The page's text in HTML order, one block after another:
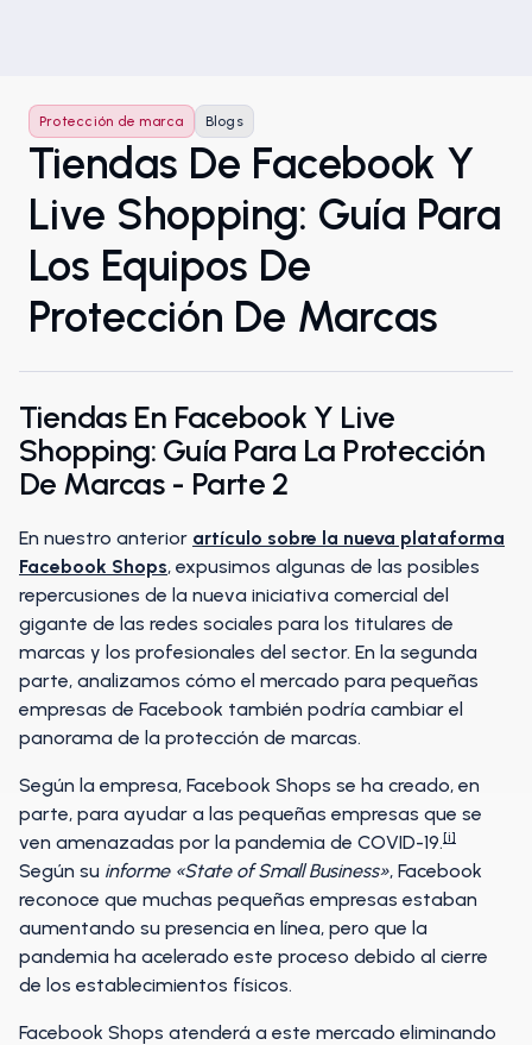
Protección de marca Blogs
Tiendas De Facebook Y
Live Shopping: Guía Para
Los Equipos De
Protección De Marcas
Tiendas En Facebook Y Live
Shopping: Guía Para La Protección
De Marcas - Parte 2
En nuestro anterior artículo sobre la nueva plataforma
Facebook Shops, expusimos algunas de las posibles
repercusiones de la nueva iniciativa comercial del
gigante de las redes sociales para los titulares de
marcas y los profesionales del sector. En la segunda
parte, analizamos cómo el mercado para pequeñas
empresas de Facebook también podría cambiar el
panorama de la protección de marcas.
Según la empresa, Facebook Shops se ha creado, en
parte, para ayudar a las pequeñas empresas que se
ven amenazadas por la pandemia de COVID-19.[i]
Según su informe «State of Small Business», Facebook
reconoce que muchas pequeñas empresas estaban
aumentando su presencia en línea, pero que la
pandemia ha acelerado este proceso debido al cierre
de los establecimientos físicos.
Facebook Shops atenderá a este mercado eliminando